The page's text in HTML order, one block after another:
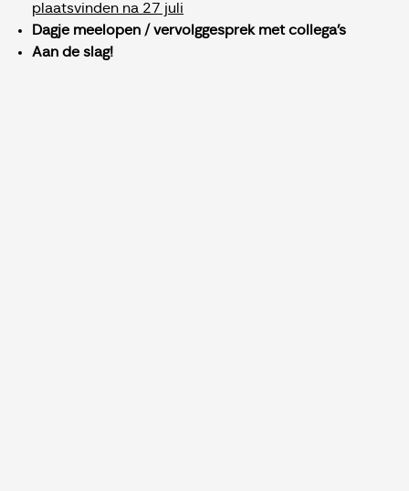
plaatsvinden na 27 juli
Dagje meelopen / vervolggesprek met collega's
Aan de slag!